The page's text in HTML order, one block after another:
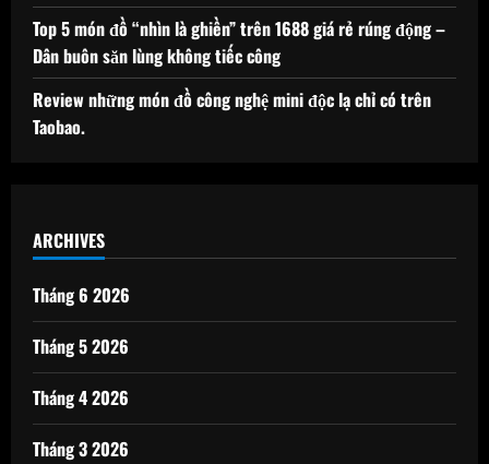
Top 5 món đồ “nhìn là ghiền” trên 1688 giá rẻ rúng động –
Dân buôn săn lùng không tiếc công
Review những món đồ công nghệ mini độc lạ chỉ có trên
Taobao.
ARCHIVES
Tháng 6 2026
Tháng 5 2026
Tháng 4 2026
Tháng 3 2026